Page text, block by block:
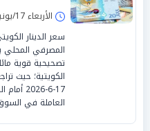
الأربعاء 17/يونيو/2026 - 11:30 ص
سعر الدينار
المصرفي المحلي
تصحيحية قوية
الكويتية؛ حيث
17-6-
العاملة في